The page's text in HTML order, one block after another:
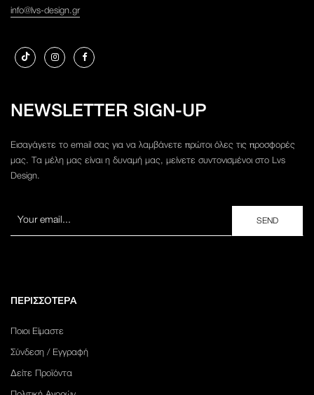
info@lvs-design.gr
NEWSLETTER SIGN-UP
Εισαγάγετε το email σας για να λαμβάνετε πρώτοι όλες τις προσφορές
μας. Τα μέλη μας είναι η δυναμή μας, μείνετε συντονισμένοι στο Lvs
Design.
ΠΕΡΙΣΣΟΤΕΡΑ
Ποιοι Είμαστε
Σύνδεση / Εγγραφή
Δείτε Προϊόντα